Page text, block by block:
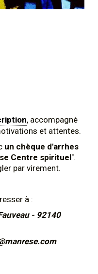
, accompagné
et attentes.
un chèque d'arrhes
Centre spirituel".
par virement.
à :
- 92140